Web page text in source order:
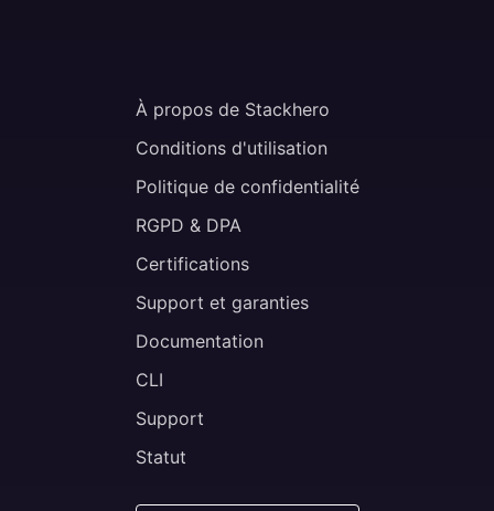
À propos de Stackhero
Conditions d'utilisation
Politique de confidentialité
RGPD & DPA
Certifications
Support et garanties
Documentation
CLI
Support
Statut